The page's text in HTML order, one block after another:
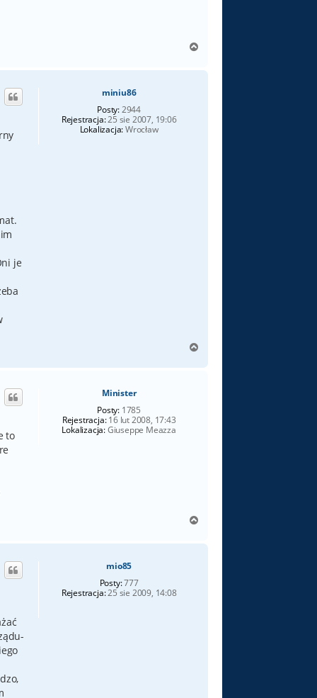
g
miniu86
Posty:2944
Rejestracja:25 sie 2007, 19:06
Lokalizacja:Wrocław
je
g
Minister
Posty: 1785
Rejestracja:16 lut 2008, 17:43
Lokalizacja:Giuseppe Meazza
to
g
mio85
Posty:777
Rejestracja:25 sie 2009, 14:08